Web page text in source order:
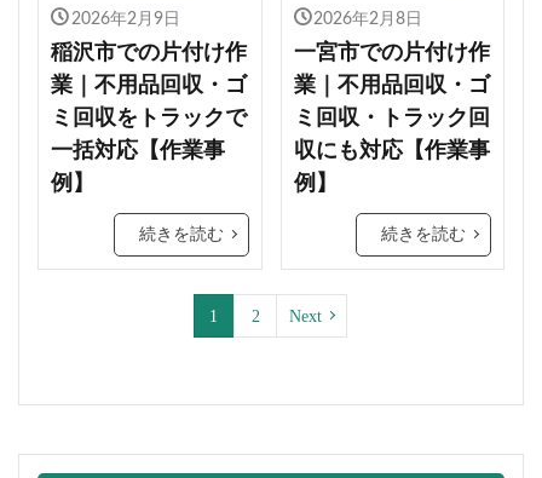
2026年2月9日
稲沢市での片付け作
業｜不用品回収・ゴ
ミ回収をトラックで
一括対応【作業事
例】
続きを読む
2026年2月8日
一宮市での片付け作
業｜不用品回収・ゴ
ミ回収・トラック回
収にも対応【作業事
例】
続きを読む
1 2 Next